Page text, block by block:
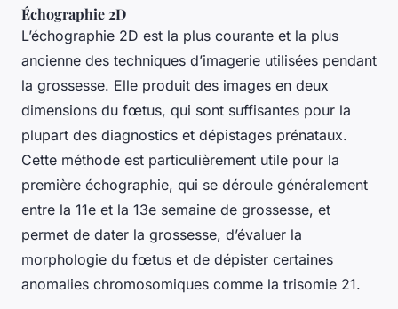
Échographie 2D
L’échographie 2D est la plus courante et la plus
ancienne des techniques d’imagerie utilisées pendant
la grossesse. Elle produit des images en deux
dimensions du fœtus, qui sont suffisantes pour la
plupart des diagnostics et dépistages prénataux.
Cette méthode est particulièrement utile pour la
première échographie, qui se déroule généralement
entre la 11e et la 13e semaine de grossesse, et
permet de dater la grossesse, d’évaluer la
morphologie du fœtus et de dépister certaines
anomalies chromosomiques comme la trisomie 21.